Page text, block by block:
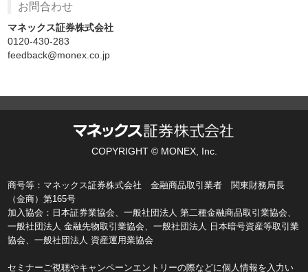
お問合わせ
マネックス証券株式会社
0120-430-283
feedback@monex.co.jp
COPYRIGHT © MONEX, Inc.
商号等：マネックス証券株式会社 金融商品取引業者 関東財務局長
（金商）第165号
加入協会：日本証券業協会、一般社団法人 第二種金融商品取引業協会、
一般社団法人 金融先物取引業協会、一般社団法人 日本暗号資産等取引業
協会、一般社団法人 資産運用業協会
セミナーご視聴やキャンペーンエントリーの際などに個人情報を入力い